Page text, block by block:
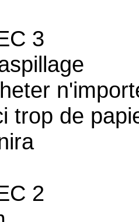
3
trop de
2